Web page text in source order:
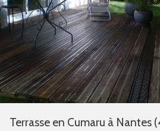
Terrasse en Cumaru à Nantes